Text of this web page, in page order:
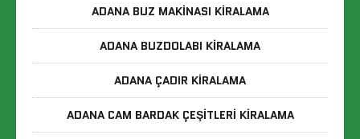
ADANA BUZ MAKINASI KIRALAMA
ADANA BUZDOLABI KIRALAMA
ADANA ÇADIR KIRALAMA
ADANA CAM BARDAK ÇEŞITLERI KIRALAMA